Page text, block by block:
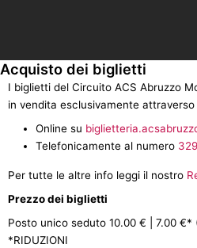
Acquisto dei biglietti
I biglietti del Circuito ACS Abruzzo
in vendita esclusivamente
Online su
Telefonicamente al numero
Per tutte le altre info leggi il nostro
Prezzo dei biglietti
Posto unico seduto 10.00 € | 7.00 €*
*RIDUZIONI